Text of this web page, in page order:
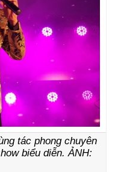
tác phong chuyên
biểu diễn. ẢNH: